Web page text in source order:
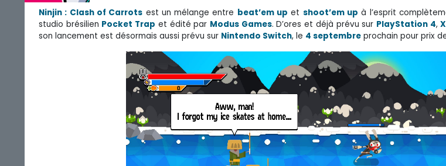
Ninjin : Clash of Carrots est un mélange entre beat’em up et shoot’em up à l’esprit
studio brésilien Pocket Trap et édité par Modus Games. D’ores et déjà prévu sur PlayStation 4,
son lancement est désormais aussi prévu sur Nintendo Switch, le 4 septembre prochain pour prix